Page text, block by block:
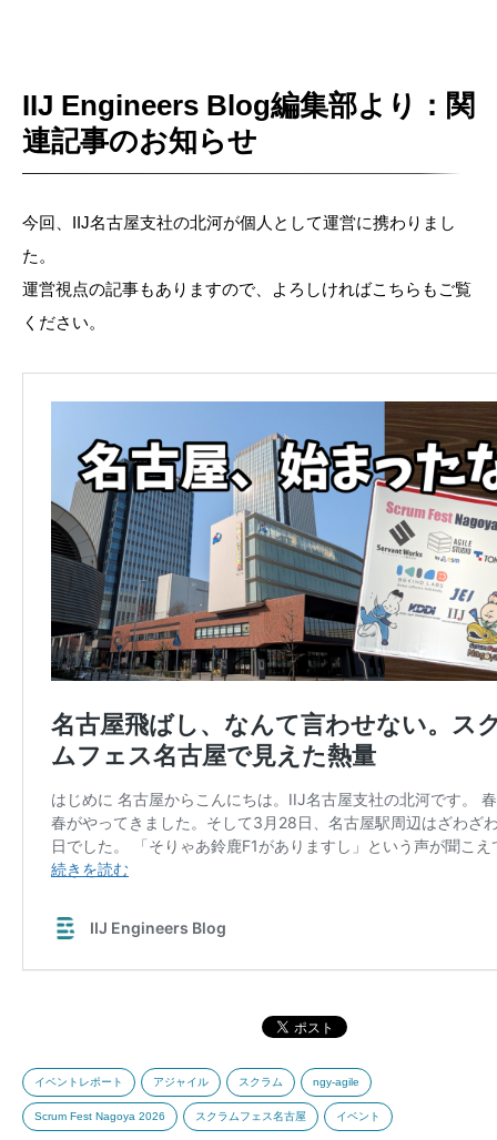
IIJ Engineers Blog編集部より：関
連記事のお知らせ
今回、IIJ名古屋支社の北河が個人として運営に携わりまし
た。
運営視点の記事もありますので、よろしければこちらもご覧
ください。
イベントレポート アジャイル スクラム ngy-agile
Scrum Fest Nagoya 2026 スクラムフェス名古屋 イベント